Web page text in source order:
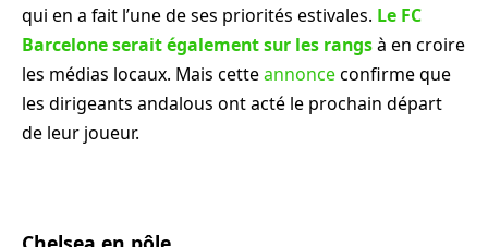
qui en a fait l’une de ses priorités estivales. Le FC
Barcelone serait également sur les rangsà en croire
les médias locaux. Mais cetteannonceconfirme que
les dirigeants andalous ont acté le prochain départ
de leur joueur.